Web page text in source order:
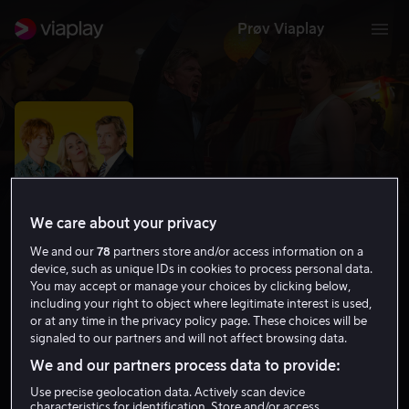
Prøv Viaplay
Crash Pad
1 t 29 min
We care about your privacy
We and our78 partners store and/or access information on a
device, such as unique IDs in cookies to process personal data.
You may accept or manage your choices by clicking below,
including your right to object where legitimate interest is used,
or at any time in the privacy policy page. These choices will be
signaled to our partners and will not affect browsing data.
We and our partners process data to provide:
Use precise geolocation data. Actively scan device
characteristics for identification. Store and/or access